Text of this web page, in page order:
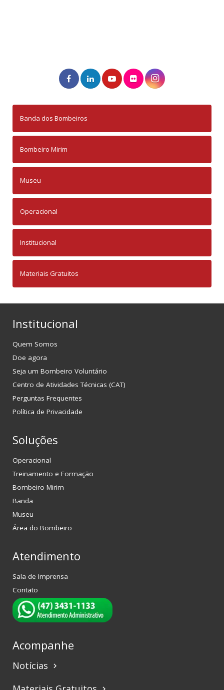
Banda dos Bombeiros
Bombeiro Mirim
Museu
Operacional
Institucional
Materiais Gratuitos
Institucional
Quem Somos
Doe agora
Seja um Bombeiro Voluntário
Centro de Atividades Técnicas (CAT)
Perguntas Frequentes
Política de Privacidade
Soluções
Operacional
Treinamento e Formação
Bombeiro Mirim
Banda
Museu
Área do Bombeiro
Atendimento
Sala de Imprensa
Contato
Acompanhe
Notícias keyboard_arrow_right